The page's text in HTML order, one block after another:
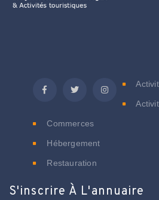
Commerces
Hébergement
Restauration
S'inscrire À L'annuaire